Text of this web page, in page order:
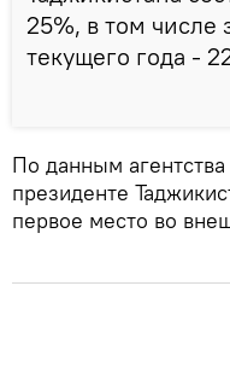
25%, в том числе
текущего года -
По данным агентства
президенте
первое место во